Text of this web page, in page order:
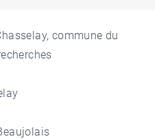
commune du